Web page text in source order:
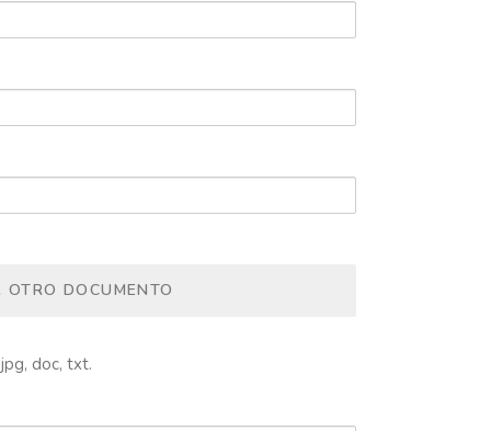
OTRO DOCUMENTO
doc, txt.